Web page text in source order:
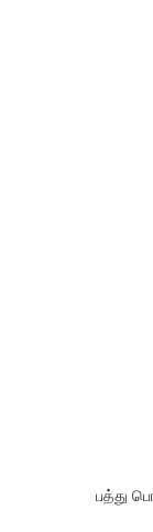
பத்து